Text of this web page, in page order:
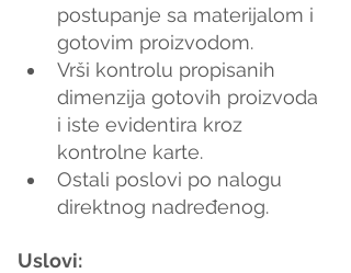
postupanje sa materijalom i
gotovim proizvodom.
Vrši kontrolu propisanih
dimenzija gotovih proizvoda
i iste evidentira kroz
kontrolne karte.
Ostali poslovi po nalogu
direktnog nadređenog.
Uslovi: